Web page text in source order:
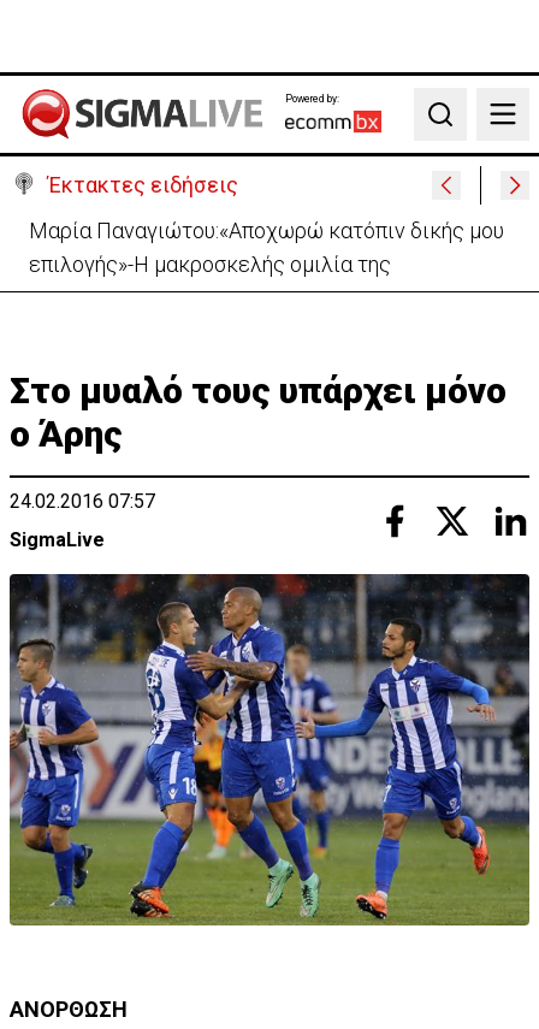
Powered by:
Search
Έκτακτες ειδήσεις
Χειροπέδες σε 37χρονο-Παρίστανε τον εισαγωγέα
αυτοκινήτων και άρπαξε €827,400
Στο μυαλό τους υπάρχει μόνο
ο Άρης
24.02.2016 07:57
SigmaLive
ΑΝΟΡΘΩΣΗ